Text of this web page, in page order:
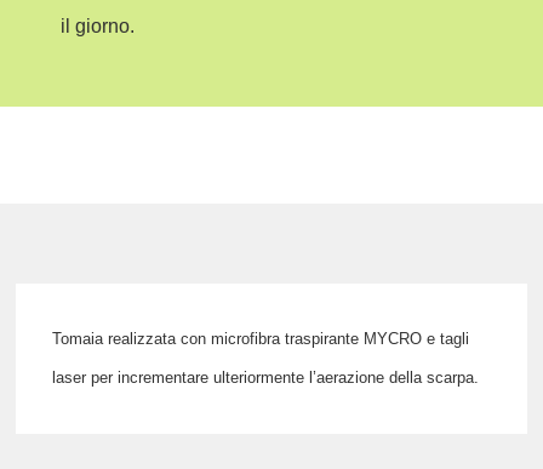
il giorno.
Tomaia realizzata con microfibra traspirante MYCRO etagli
laserper incrementare ulteriormente l’aerazione della scarpa.